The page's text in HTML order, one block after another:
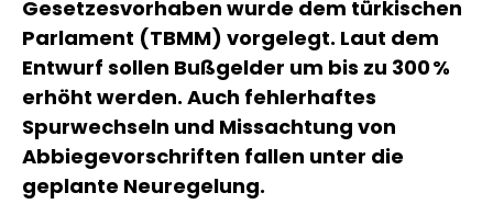
Gesetzesvorhaben wurde dem türkischen
Parlament (TBMM) vorgelegt. Laut dem
Entwurf sollen Bußgelder um bis zu 300 %
erhöht werden. Auch fehlerhaftes
Spurwechseln und Missachtung von
Abbiegevorschriften fallen unter die
geplante Neuregelung.